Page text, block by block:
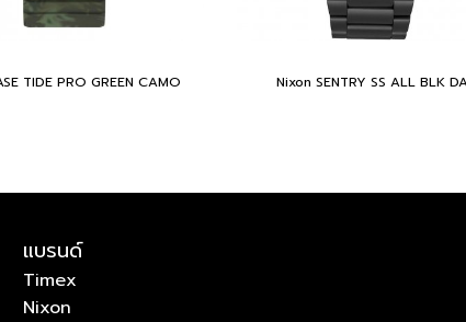
TIDE PRO GREEN CAMO Nixon SENTRY SS ALL BLK
แบรนด์
Timex
Nixon